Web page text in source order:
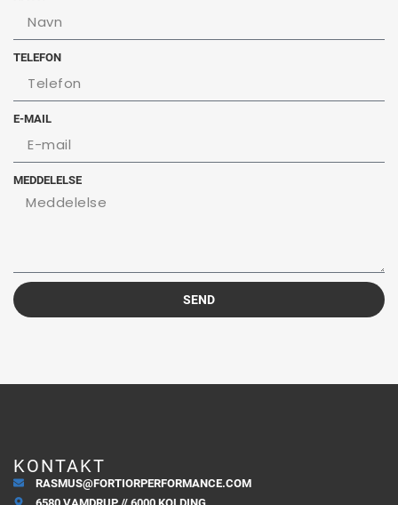
TELEFON
E-MAIL
MEDDELELSE
SEND
KONTAKT
RASMUS@FORTIORPERFORMANCE.COM